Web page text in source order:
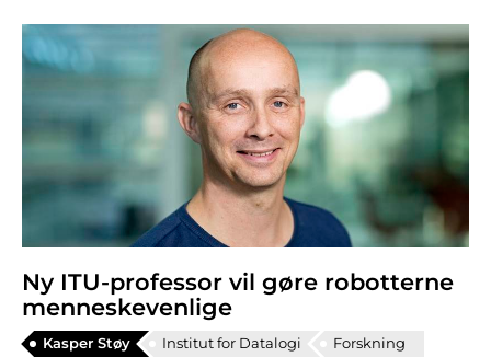
Ny ITU-professor vil gøre robotterne
menneskevenlige
Kasper Støy Institut for Datalogi
Forskning